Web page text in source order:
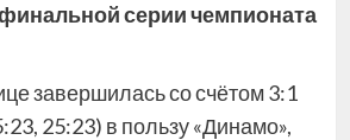
серии чемпионата
завершилась со счётом 3:1
25:23) в пользу«Динамо»,